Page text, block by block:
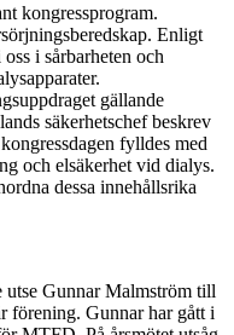
kongressprogram.
Enligt
i sårbarheten och
gällande
säkerhetschef beskrev
fylldes med
och elsäkerhet vid dialys.
dessa innehållsrika
utse Gunnar Malmström till
förening. Gunnar har gått i